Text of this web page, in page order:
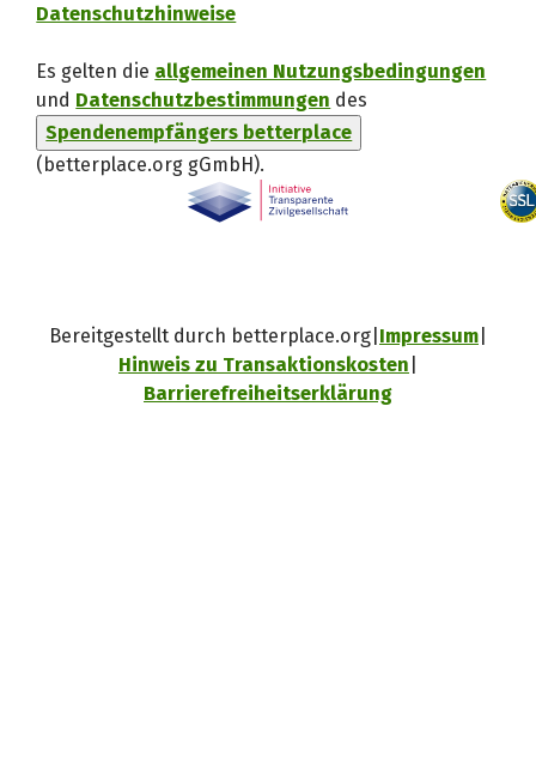
Datenschutzhinweise
Es gelten die allgemeinen Nutzungsbedingungen
und Datenschutzbestimmungen des
Spendenempfängers betterplace
(betterplace.org gGmbH).
Bereitgestellt durch betterplace.org Impressum
Hinweis zu Transaktionskosten
Barrierefreiheitserklärung